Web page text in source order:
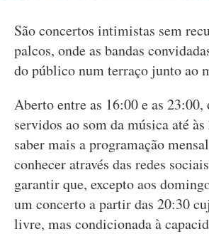
São concertos intimistas sem
palcos, onde as bandas
do público num terraço junto ao
Aberto entre as 16:00 e as 23:00,
servidos ao som da música até
saber mais a programação
conhecer através das redes
garantir que, excepto aos
um concerto a partir das 20:30
livre, mas condicionada à